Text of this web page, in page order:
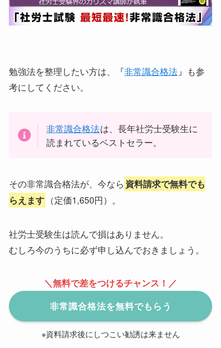
勉強法を整理したい方は、『非常識合格法』も参
考にしてください。
非常識合格法は、長年社労士受験生に
読まれているベストセラー。
その非常識合格法が、今なら 資料請求で無料でも
らえます （定価1,650円）。
社労士受験生は読んで損はありません。
むしろ今のうちに必ず申し込んでおきましょう。
＼無料で差をつけるチャンス！／
非常識合格法を無料でもらう
※資料請求後にしつこい勧誘は来ません